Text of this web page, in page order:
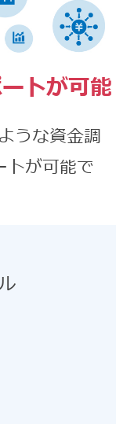
トが可能
うな資金調
トが可能で